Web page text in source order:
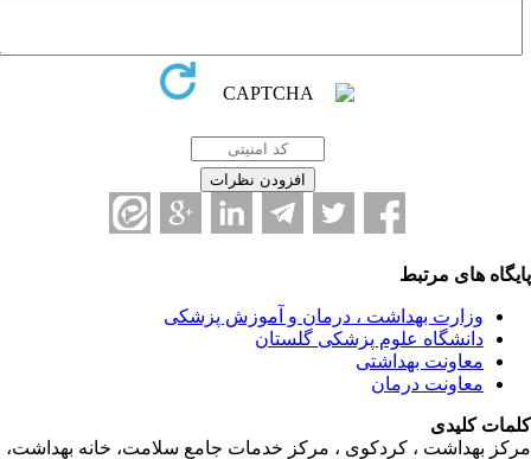
های مرتبط
وزارت بهداشت ، درمان و آموزش پزشکی
دانشگاه علوم پزشکی گلستان
معاونت بهداشتی
معاونت درمان
کلیدی
بهداشت ، کردکوی ، مرکز خدمات جامع سلامت، خانه بهداشت،